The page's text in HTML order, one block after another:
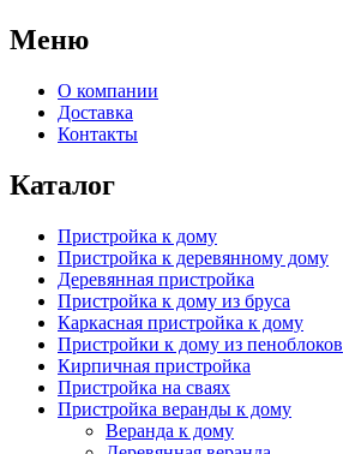
Меню
О компании
Доставка
Контакты
Каталог
Пристройка к дому
Пристройка к деревянному дому
Деревянная пристройка
Пристройка к дому из бруса
Каркасная пристройка к дому
Пристройки к дому из пеноблоков
Кирпичная пристройка
Пристройка на сваях
Пристройка веранды к дому
Веранда к дому